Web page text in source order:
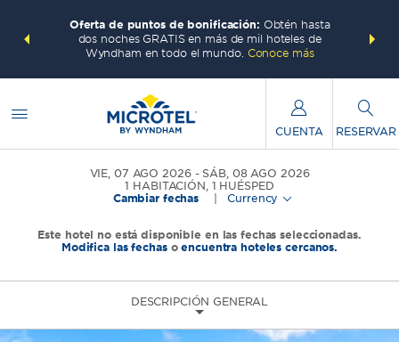
gana
total.
Oferta de puntos de bonificación: Obtén hasta
dos noches GRATIS en más de mil hoteles de
Wyndham en todo el mundo. Conoce más
puntos
CUENTA RESERVAR
VIE, 07 AGO 2026
SÁB, 08 AGO 2026
1 HABITACIÓN, 1 HUÉSPED
Cambiar fechas
Currency
Este hotel no está disponible en las fechas seleccionadas.
Modifica las fechasoencuentra hoteles cercanos.
DESCRIPCIÓN GENERAL